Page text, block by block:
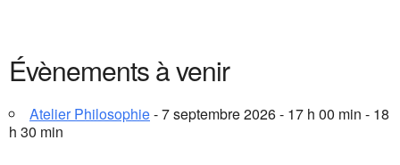
Évènements à venir
Atelier Philosophie- 7 septembre 2026 - 17 h 00 min - 18
h 30 min